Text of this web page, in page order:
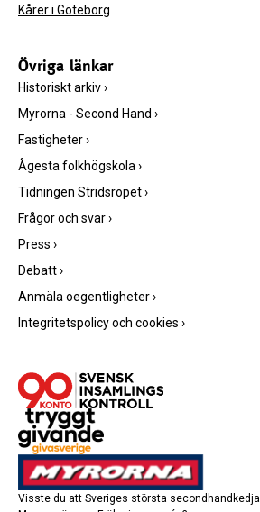
Kårer i Göteborg
Övriga länkar
Historiskt arkiv›
Myrorna - Second Hand ›
Fastigheter›
Ågesta folkhögskola›
Tidningen Stridsropet›
Frågor och svar›
Press ›
Debatt›
Anmäla oegentligheter›
Integritetspolicy och cookies ›
Visste du att Sveriges största secondhandkedja